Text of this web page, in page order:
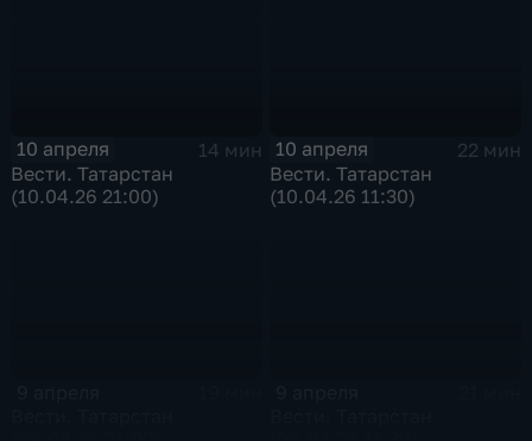
10 апреля
14 мин
Вести. Татарстан
(10.04.26 21:00)
10 апреля
22 мин
Вести. Татарстан
(10.04.26 11:30)